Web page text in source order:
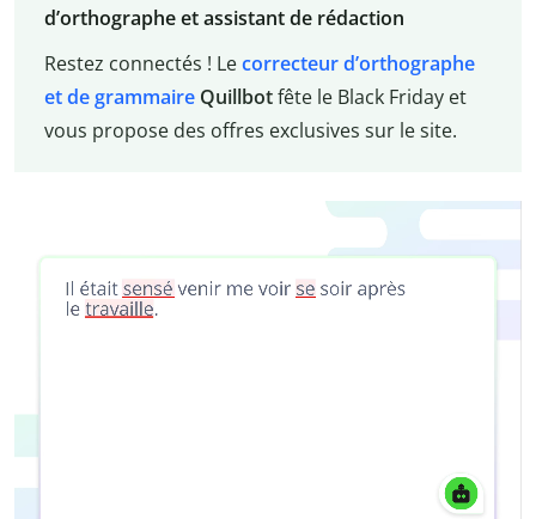
d’orthographe et assistant de rédaction
Restez connectés ! Lecorrecteur d’orthographe
et de grammaire Quillbotfête le Black Friday et
vous propose des offres exclusives sur le site.